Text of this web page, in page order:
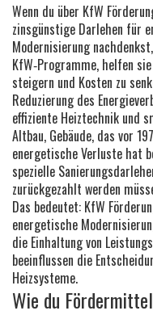
Wenn du über KfW
zinsgünstige Darlehen für
Modernisierung
KfW‑Programme, helfen
steigern und Kosten zu
Reduzierung des
effiziente Heiztechnik und
Altbau, Gebäude, das vor
energetische Verluste hat
spezielle
zurückgezahlt werden
Das bedeutet: KfW
energetische
die Einhaltung von
beeinflussen die
Heizsysteme.
Wie du